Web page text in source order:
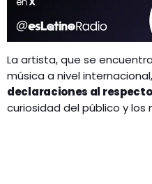
La artista, que se
música a nivel internacional,
declaraciones al respecto
curiosidad del público y los